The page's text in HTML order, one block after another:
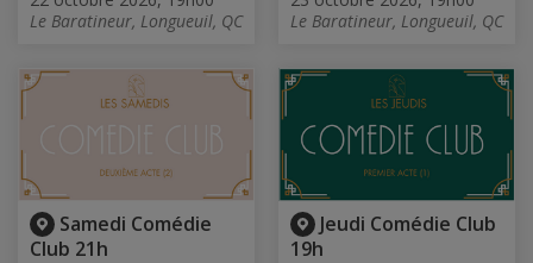
Le Baratineur, Longueuil, QC
Le Baratineur, Longueuil, QC
Samedi Comédie
Club 21h
Jeudi Comédie Club
19h